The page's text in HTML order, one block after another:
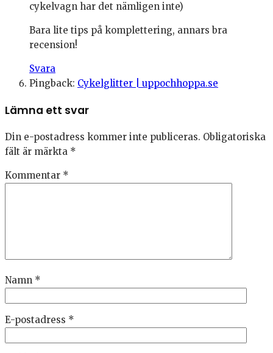
cykelvagn har det nämligen inte)
Bara lite tips på komplettering, annars bra
recension!
Svara
Pingback: Cykelglitter | uppochhoppa.se
Lämna ett svar
Din e-postadress kommer inte publiceras. Obligatoriska
fält är märkta *
Kommentar *
Namn *
E-postadress *